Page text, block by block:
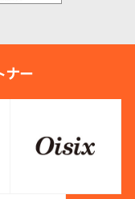
ナー